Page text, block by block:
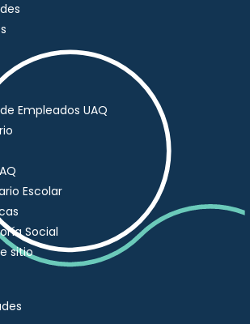
Empleados UAQ
Escolar
Social
sitio